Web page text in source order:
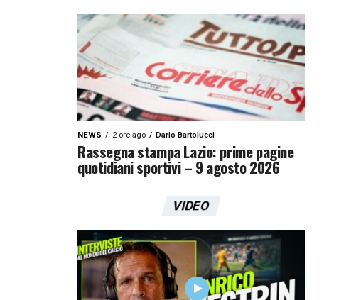
NEWS 2 ore ago Dario Bartolucci
Rassegna stampa Lazio: prime pagine
quotidiani sportivi – 9 agosto 2026
VIDEO